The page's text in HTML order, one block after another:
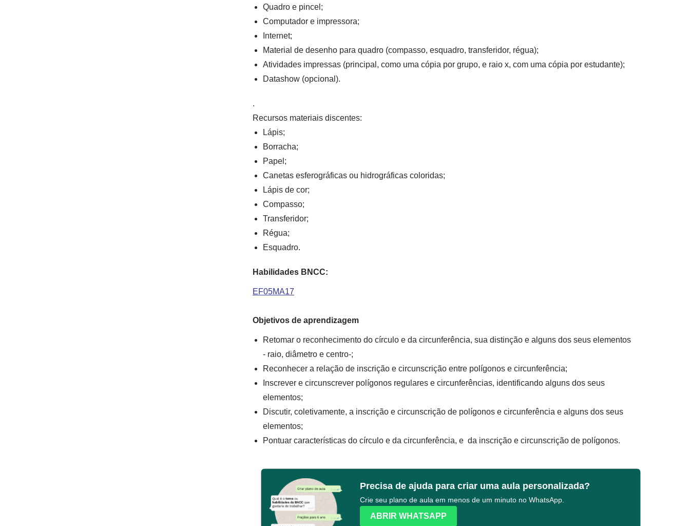
Quadro e pincel;
Computador e impressora;
Internet;
Material de desenho para quadro (compasso, esquadro, transferidor, régua);
Atividades impressas (principal, como uma cópia por grupo, e raio x, com uma cópia por estudante);
Datashow (opcional).
.
Recursos materiais discentes:
Lápis;
Borracha;
Papel;
Canetas esferográficas ou hidrográficas coloridas;
Lápis de cor;
Compasso;
Transferidor;
Régua;
Esquadro.
Habilidades BNCC:
EF05MA17
Objetivos de aprendizagem
Retomar o reconhecimento do círculo e da circunferência, sua distinção e alguns dos seus elementos
- raio, diâmetro e centro-;
Reconhecer a relação de inscrição e circunscrição entre polígonos e circunferência;
Inscrever e circunscrever polígonos regulares e circunferências, identificando alguns dos seus
elementos;
Discutir, coletivamente, a inscrição e circunscrição de polígonos e circunferência e alguns dos seus
elementos;
Pontuar características do círculo e da circunferência, e da inscrição e circunscrição de polígonos.
Precisa de ajuda para criar uma aula personalizada?
Crie seu plano de aula em menos de um minuto no WhatsApp.
ABRIR WHATSAPP